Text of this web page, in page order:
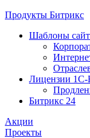
Продукты Битрикс
Шаблоны
Лицензии 1С-
Битрикс 24
Акции
Проекты